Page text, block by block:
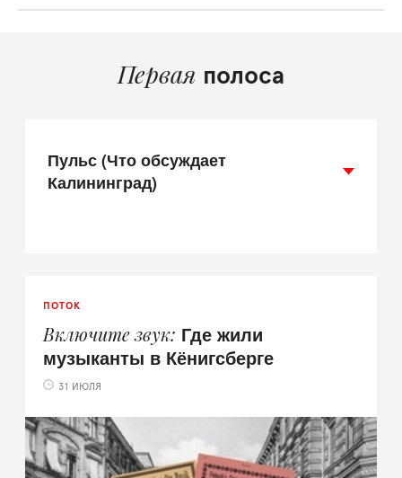
Первая полоса
ПОТОК
Включите звук Где жили
музыканты в Кёнигсберге
31 ИЮЛЯ
Пульс (Что обсуждает
Калининград)